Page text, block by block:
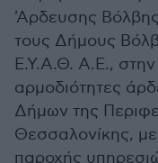
'Αρδευσης
τους Δήμους
Ε.Υ.Α.Θ. Α.Ε., στην
αρμοδιότητες
Δήμων της
Θεσσαλονίκης,
παροχής